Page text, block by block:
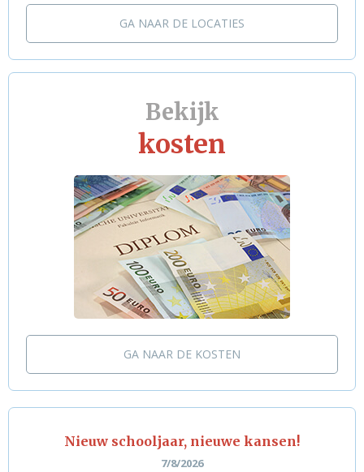
GA NAAR DE LOCATIES
Bekijk
kosten
GA NAAR DE KOSTEN
Nieuw schooljaar, nieuwe kansen!
7/8/2026